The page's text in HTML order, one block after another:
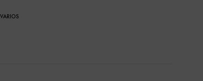
VARIOS